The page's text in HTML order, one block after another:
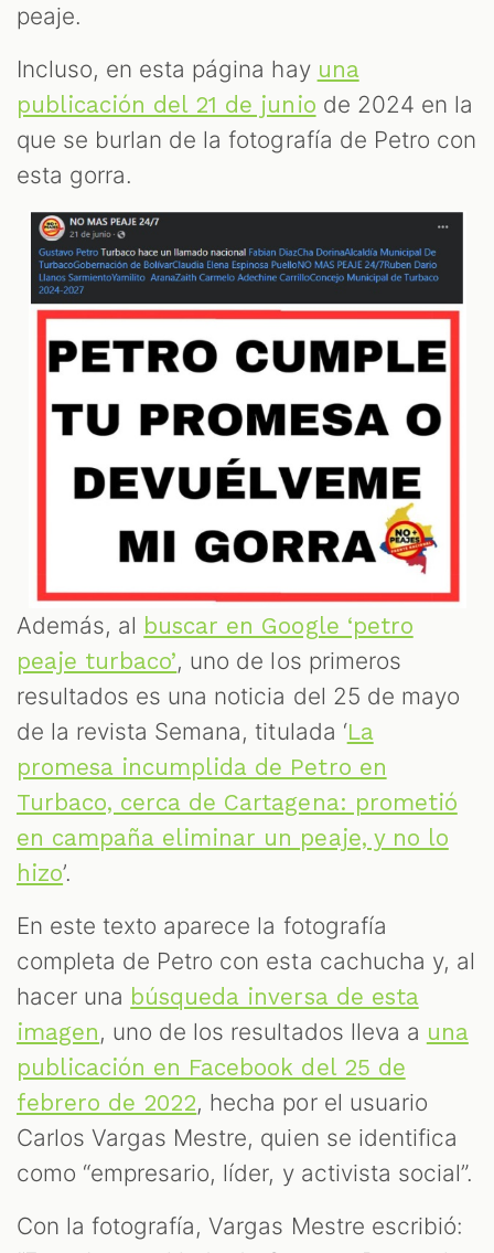
peaje.
Incluso, en esta página hay una
publicación del 21 de junio de 2024 en la
que se burlan de la fotografía de Petro con
esta gorra.
Además, al buscar en Google ‘petro
peaje turbaco’, uno de los primeros
resultados es una noticia del 25 de mayo
de la revista Semana, titulada ‘La
promesa incumplida de Petro en
Turbaco, cerca de Cartagena: prometió
en campaña eliminar un peaje, y no lo
hizo’.
En este texto aparece la fotografía
completa de Petro con esta cachucha y, al
hacer una búsqueda inversa de esta
imagen, uno de los resultados lleva a una
publicación en Facebook del 25 de
febrero de 2022, hecha por el usuario
Carlos Vargas Mestre, quien se identifica
como “empresario, líder, y activista social”.
Con la fotografía, Vargas Mestre escribió: